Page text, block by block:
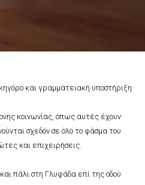
και γραμματειακή υποστήριξη.
κοινωνίας, όπως αυτές έχουν
σχεδόν σε όλο το φάσμα του
και επιχειρήσεις.
πάλι στη Γλυφάδα επί της οδού